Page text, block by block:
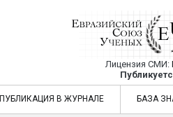
ЕвразийскийЛицензия СМИ:
Евразийский Союз Ученых —
ПУБЛИКАЦИЯ В ЖУРНАЛЕ БАЗА